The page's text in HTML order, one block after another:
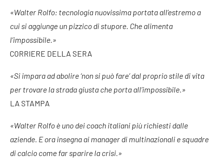
«Walter Rolfo: tecnologia nuovissima portata all’estremo a
cui si aggiunge un pizzico di stupore. Che alimenta
l’impossibile.»
CORRIERE DELLA SERA
«Si impara ad abolire ‘non si può fare’ dal proprio stile di vita
per trovare la strada giusta che porta all’impossibile.»
LA STAMPA
«Walter Rolfo è uno dei coach italiani più richiesti dalle
aziende. E ora insegna ai manager di multinazionali e squadre
di calcio come far sparire la crisi.»